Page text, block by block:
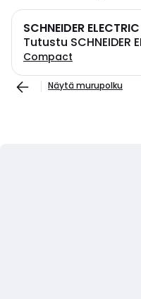
SCHNEIDER
Tutustu SCHNEIDER
Compact
Näytä murupolku